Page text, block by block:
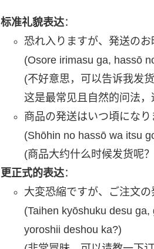
标准礼貌表达：
恐れ入りますが、発送のお
(Osore irimasu ga, hassō
(不好意思，可以告诉我发
这是最常见且自然的问法，
商品の発送はいつ頃になり
(Shōhin no hassō wa itsu
(商品大约什么时候发货呢
更正式的表达：
大変恐縮ですが、ご注文の
(Taihen kyōshuku desu
yoroshii deshou ka?)